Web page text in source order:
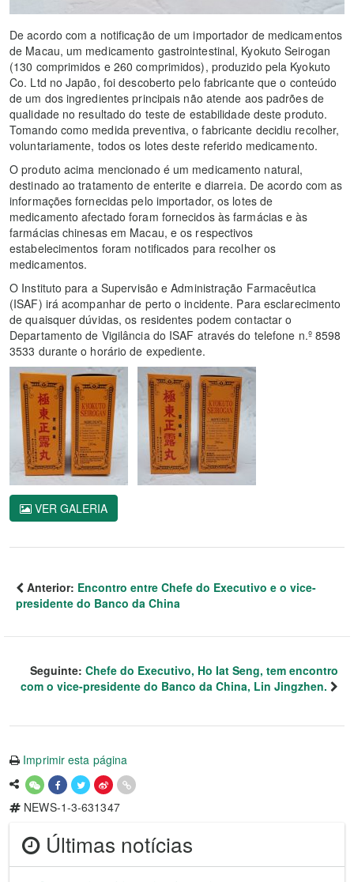
De acordo com a notificação de um importador de medicamentos
de Macau, um medicamento gastrointestinal, Kyokuto Seirogan
(130 comprimidos e 260 comprimidos), produzido pela Kyokuto
Co. Ltd no Japão, foi descoberto pelo fabricante que o conteúdo
de um dos ingredientes principais não atende aos padrões de
qualidade no resultado do teste de estabilidade deste produto.
Tomando como medida preventiva, o fabricante decidiu recolher,
voluntariamente, todos os lotes deste referido medicamento.
O produto acima mencionado é um medicamento natural,
destinado ao tratamento de enterite e diarreia. De acordo com as
informações fornecidas pelo importador, os lotes de
medicamento afectado foram fornecidos às farmácias e às
farmácias chinesas em Macau, e os respectivos
estabelecimentos foram notificados para recolher os
medicamentos.
O Instituto para a Supervisão e Administração Farmacêutica
(ISAF) irá acompanhar de perto o incidente. Para esclarecimento
de quaisquer dúvidas, os residentes podem contactar o
Departamento de Vigilância do ISAF através do telefone n.º 8598
3533 durante o horário de expediente.
VER GALERIA
Anterior: Encontro entre Chefe do Executivo e o vice-
presidente do Banco da China
Seguinte: Chefe do Executivo, Ho Iat Seng, tem encontro
com o vice-presidente do Banco da China, Lin Jingzhen.
Imprimir esta página
NEWS-1-3-631347
Últimas notícias